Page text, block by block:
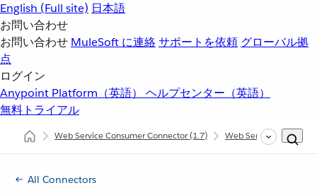
English (Full site) 日本語
お問い合わせ
お問い合わせ MuleSoft に連絡サポートを依頼 グローバル拠
点
ログイン
Anypoint Platform（英語） ヘルプセンター（英語）
無料トライアル
Web Service Consumer Connector(1.7) Web Service
All Connectors